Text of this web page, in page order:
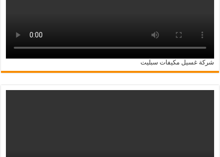
شركة غسيل مكيفات سبليت